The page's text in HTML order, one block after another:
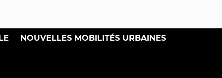
NOUVELLES MOBILITÉS URBAINES